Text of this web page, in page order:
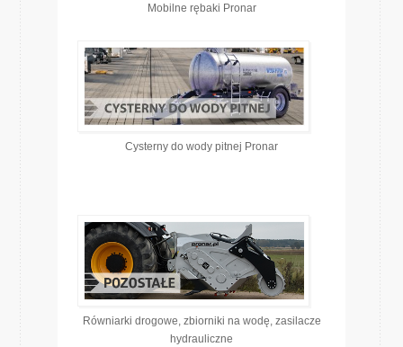
Mobilne rębaki Pronar
Cysterny do wody pitnej Pronar
Równiarki drogowe, zbiorniki na wodę, zasilacze
hydrauliczne